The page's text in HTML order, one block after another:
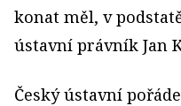
konat měl, v
ústavní právník Jan
Český ústavní